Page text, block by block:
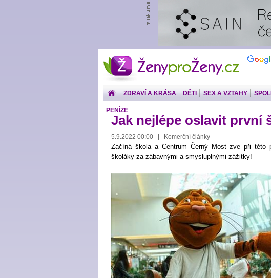
ŽenyproŽeny.cz
ZDRAVÍ A KRÁSA DĚTI SEX A VZTAHY
PENÍZE
Jak nejlépe oslavit první
5.9.2022 00:00 | Komerční články
Začíná škola a Centrum Černý Most zve při této
školáky za zábavnými a smysluplnými zážitky!